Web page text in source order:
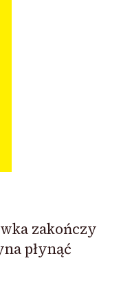
zakończy
płynąć